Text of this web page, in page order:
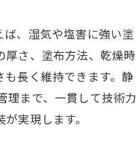
、湿気や塩害に強い塗
厚さ、塗布方法、乾燥時
長く維持できます。静
理まで、一貫して技術力
実現します。